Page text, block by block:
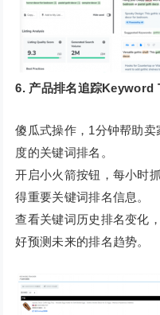
6. 产品排名追踪Keyword
傻瓜式操作，1分钟帮助
度的关键词排名。
开启小火箭按钮，每小时
得重要关键词排名信息。
查看关键词历史排名变化
好预测未来的排名趋势。